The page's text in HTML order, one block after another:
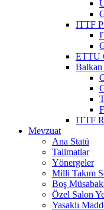
ITTF
ETTU
Balkan
ITTF
Mevzuat
Ana Statü
Talimatlar
Yönergeler
Milli Takım
Boş
Özel Salon
Yasaklı